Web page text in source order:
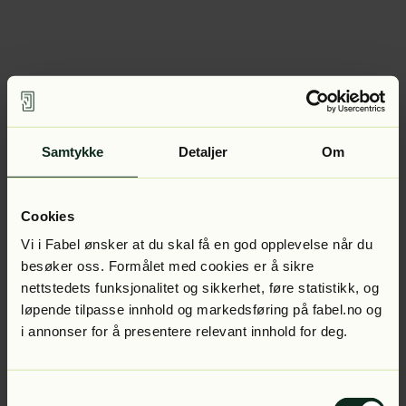
Samtykke Detaljer Om
Cookies
Vi i Fabel ønsker at du skal få en god opplevelse når du
besøker oss. Formålet med cookies er å sikre
nettstedets funksjonalitet og sikkerhet, føre statistikk, og
løpende tilpasse innhold og markedsføring på fabel.no og
i annonser for å presentere relevant innhold for deg.